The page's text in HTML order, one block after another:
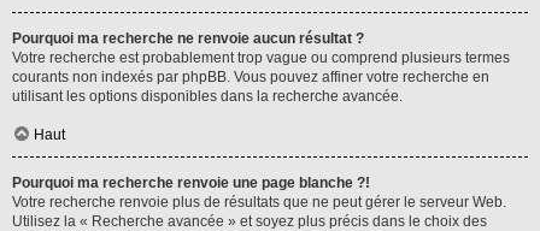
Pourquoi ma recherche ne renvoie aucun résultat ?
Votre recherche est probablement trop vague ou comprend plusieurs termes
courants non indexés par phpBB. Vous pouvez affiner votre recherche en
utilisant les options disponibles dans la recherche avancée.
Haut
Pourquoi ma recherche renvoie une page blanche ?!
Votre recherche renvoie plus de résultats que ne peut gérer le serveur Web.
Utilisez la « Recherche avancée » et soyez plus précis dans le choix des